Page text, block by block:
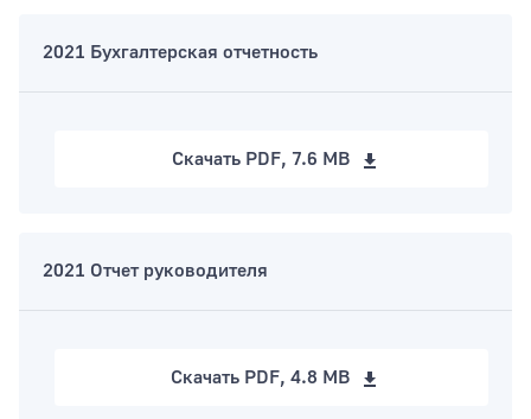
2021 Бухгалтерская отчетность
Скачать PDF, 7.6 MB
2021 Отчет руководителя
Скачать PDF, 4.8 MB